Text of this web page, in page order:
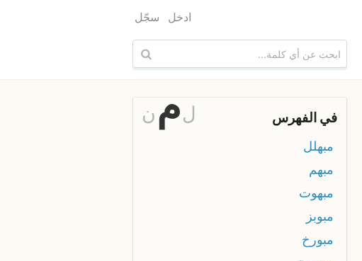
ادخل سجّل
في الفهرس لمن
مبهلل
مبهم
مبهوت
مبوبز
مبورخ